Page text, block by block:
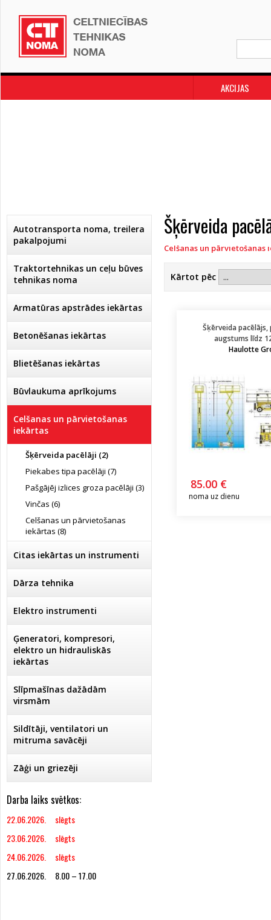
AKCIJAS
Autotransporta noma, treilera
pakalpojumi
Traktortehnikas un ceļu būves
tehnikas noma
Armatūras apstrādes iekārtas
Betonēšanas iekārtas
Blietēšanas iekārtas
Būvlaukuma aprīkojums
Celšanas un pārvietošanas
iekārtas
Šķērveida pacēlāji (2)
Piekabes tipa pacēlāji (7)
Pašgājēj izlices groza pacēlāji (3)
Vinčas (6)
Celšanas un pārvietošanas
iekārtas (8)
Citas iekārtas un instrumenti
Dārza tehnika
Elektro instrumenti
Ģeneratori, kompresori,
elektro un hidrauliskās
iekārtas
Slīpmašīnas dažādām
virsmām
Sildītāji, ventilatori un
mitruma savācēji
Zāģi un griezēji
Darba laiks svētkos:
22.06.2026. slēgts
23.06.2026. slēgts
24.06.2026. slēgts
27.06.2026. 8.00 – 17.00
Šķērveida
Celšanas un pārvietošanas
Kārtot pēc
Šķērveida pacēlājs,
augstums līdz
Haulotte
85.00 €
noma uz dienu